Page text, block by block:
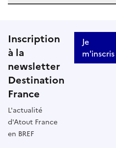
Inscription
à la
newsletter
Destination
France
L'actualité
d'Atout France
en BREF
Je
m'inscris